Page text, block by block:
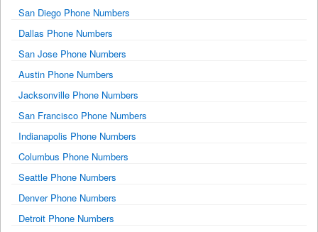
San Diego Phone Numbers
Dallas Phone Numbers
San Jose Phone Numbers
Austin Phone Numbers
Jacksonville Phone Numbers
San Francisco Phone Numbers
Indianapolis Phone Numbers
Columbus Phone Numbers
Seattle Phone Numbers
Denver Phone Numbers
Detroit Phone Numbers